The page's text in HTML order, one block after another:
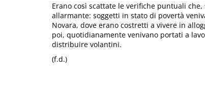
Erano così scattate le verifiche puntuali
allarmante: soggetti in stato di povertà
Novara, dove erano costretti a vivere in
poi, quotidianamente venivano portati a
distribuire volantini.
(f.d.)